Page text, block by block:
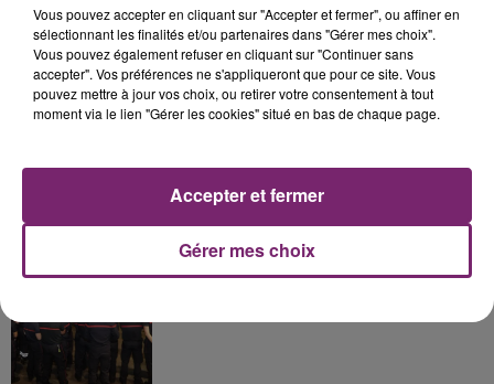
éclipse solaire du 12 Août 2026
158 pompiers de la région sont
partis hier soir pour la Gironde
Vous pouvez accepter en cliquant sur "Accepter et fermer", ou affiner en
sélectionnant les finalités et/ou partenaires dans "Gérer mes choix".
Vous pouvez également refuser en cliquant sur "Continuer sans
accepter". Vos préférences ne s'appliqueront que pour ce site. Vous
pouvez mettre à jour vos choix, ou retirer votre consentement à tout
moment via le lien "Gérer les cookies" situé en bas de chaque page.
Gérer mes choix
Accepter et fermer